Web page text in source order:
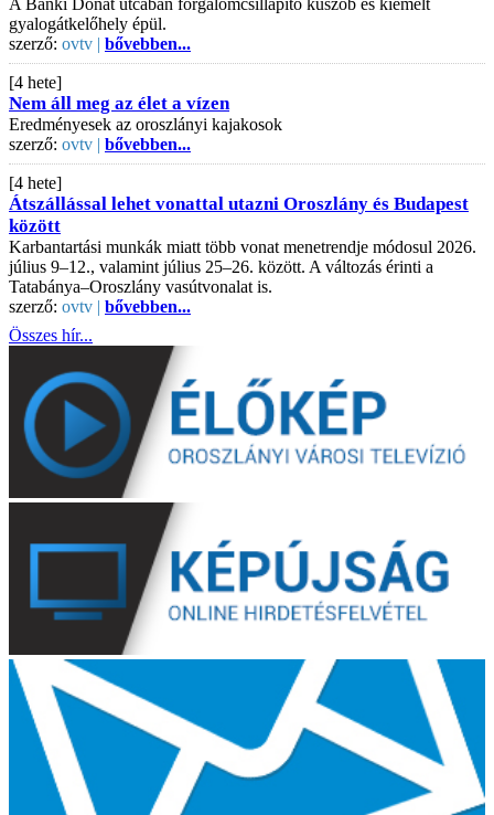
gyalogátkelőhely épül.
szerző: ovtv | bővebben...
[4 hete]
Nem áll meg az élet a vízen
Eredményesek az oroszlányi kajakosok
szerző: ovtv | bővebben...
[4 hete]
Átszállással lehet vonattal utazni Oroszlány és Budapest
között
Karbantartási munkák miatt több vonat menetrendje módosul 2026.
július 9–12., valamint július 25–26. között. A változás érinti a
Tatabánya–Oroszlány vasútvonalat is.
szerző: ovtv | bővebben...
Összes hír...